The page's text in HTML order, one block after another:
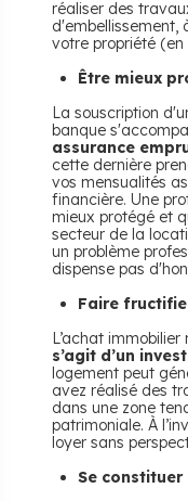
réaliser des
d'embellissement,
votre propriété
Être mieux
La souscription
banque
assurance
cette dernière
vos mensualités
financière. Une
mieux protégé et
secteur de la
un problème
dispense pas
Faire
L’achat immobilier
s’agit d’un
logement peut
avez réalisé des
dans une zone
patrimoniale. À
loyer sans
Se